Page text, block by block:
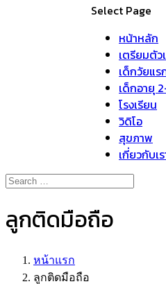
Select Page
หน้าหลัก
เตรียมตัว
เด็กวัยแร
เด็กอายุ
โรงเรียน
วิดิโอ
สุขภาพ
เกี่ยวกับเ
ลูกติดมือถือ
หน้าแรก
ลูกติดมือถือ